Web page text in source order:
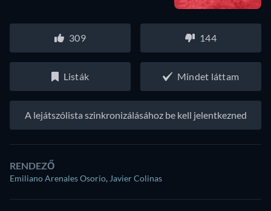
309 144
Listák Mindet láttam
A lejátszólista szinkronizálásához be kell jelentkezned
RENDEZŐ
Emiliano Arenales Osorio, Javier Colinas